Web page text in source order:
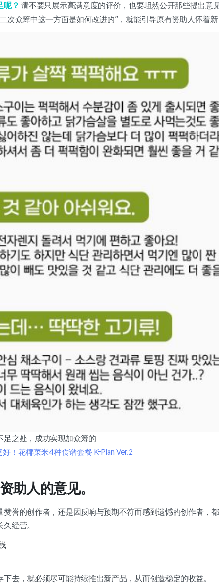
呢？请不要只展示高满意度的评价，也要坦然公开那些提出意
次众筹中这一方面是如何改进的”，就能引导原有资助人怀着
足之处，成功实现加众筹的
！花椰菜米4种食谱套餐 K-Plan Ver.2
助人的意见。
赞誉的创作者，还是因反响与预期不符而感到遗憾的创作者，
经营。
去，就必须尽可能持续推出新产品，从而创造稳定的收益。